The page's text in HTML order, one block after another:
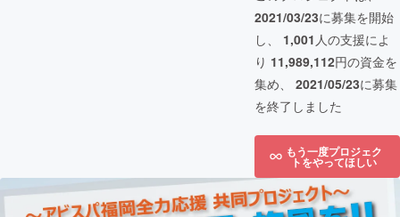
2021/03/23に募集を開始
し、 1,001 人の支援によ
り 11,989,112円の資金を
集め、 2021/05/23に募集
を終了しました
もう一度プロジェク
トをやってほしい